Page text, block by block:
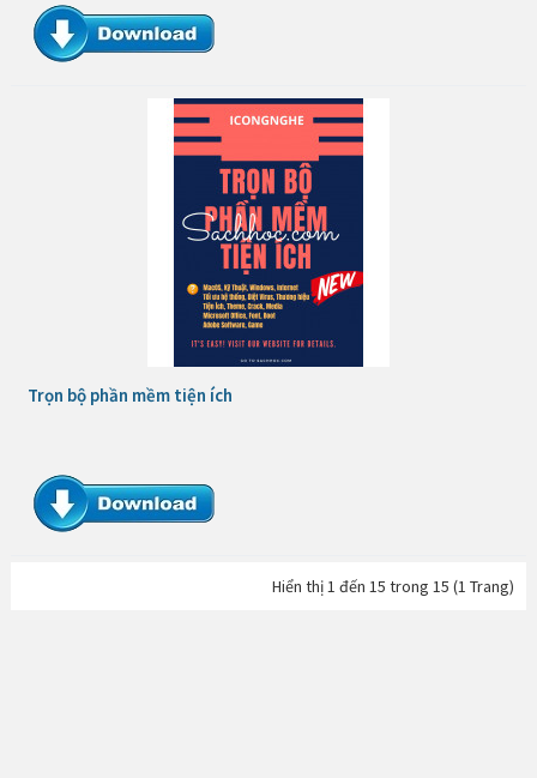
Trọn bộ phần mềm tiện ích
Hiển thị 1 đến 15 trong 15 (1 Trang)